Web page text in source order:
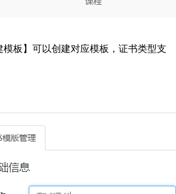
板】可以创建对应模板，证书类型支